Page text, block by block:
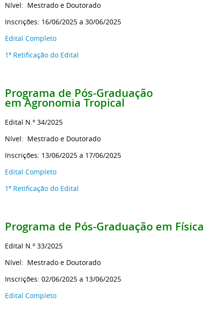
Nível: Mestrado e Doutorado
Inscrições: 16/06/2025 a 30/06/2025
Edital Completo
1ª Retificação do Edital
Programa de Pós-Graduação
em Agronomia Tropical
Edital N.º 34/2025
Nível: Mestrado e Doutorado
Inscrições: 13/06/2025 a 17/06/2025
Edital Completo
1ª Retificação do Edital
Programa de Pós-Graduação em Física
Edital N.º 33/2025
Nível: Mestrado e Doutorado
Inscrições: 02/06/2025 a 13/06/2025
Edital Completo